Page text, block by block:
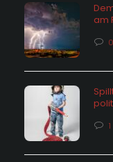
am
0
1